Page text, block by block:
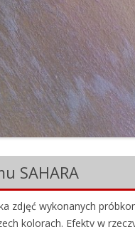
MASY SZPACHLOWE I
DEKORACYJNE
ANTYGRAFFITI
PRZYGOTOWANIE
SYSTEMY ELEWACYJNE
DO DREWNA
HIGIENA I ZDROWIE
SAHARA
zdjęć wykonanych
kolorach. Efekty w